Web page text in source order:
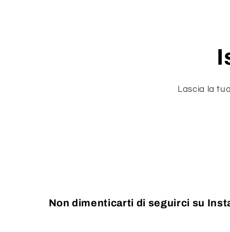
Lascia la
Non dimenticarti di seguirci su